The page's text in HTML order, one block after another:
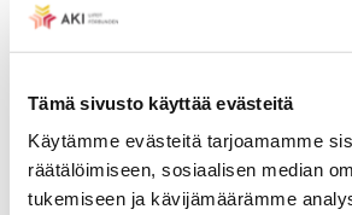
Tämä sivusto käyttää evästeitä
Käytämme evästeitä tarjoamamme
räätälöimiseen, sosiaalisen median
tukemiseen ja kävijämäärämme